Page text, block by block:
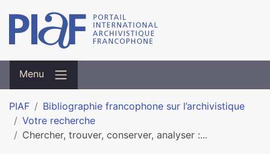
Menu
PIAF
Bibliographie francophone sur l’archivistique
Votre recherche
Chercher, trouver, conserver, analyser :...